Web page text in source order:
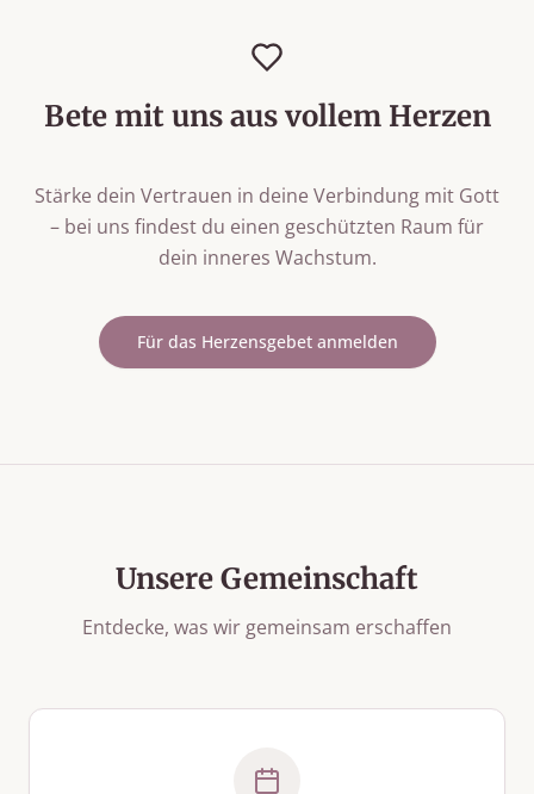
Bete mit uns aus vollem Herzen
Stärke dein Vertrauen in deine Verbindung mit Gott
– bei uns findest du einen geschützten Raum für
dein inneres Wachstum.
Für das Herzensgebet anmelden
Unsere Gemeinschaft
Entdecke, was wir gemeinsam erschaffen